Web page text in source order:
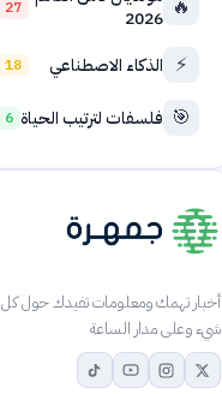
🔥
2026
27
⚡ الذكاء الاصطناعي 18
🎯 فلسفات لترتيب الحياة 6
أخبار تهمك ومعلومات تفيدك حول كل
شيء وعلى مدار الساعة